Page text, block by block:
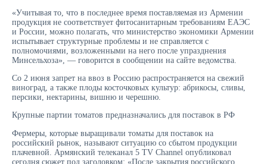
«Учитывая то, что в последнее время поставляемая из Армении
продукция не соответствует фитосанитарным требованиям ЕАЭС
и России, можно полагать, что министерство экономики Армении
испытывает структурные проблемы и не справляется с
полномочиями, возложенными на него после упразднения
Минсельхоза», — говорится в сообщении на сайте ведомства.
Со 2 июня запрет на ввоз в Россию распространяется на свежий
виноград, а также плоды косточковых культур: абрикосы, сливы,
персики, нектарины, вишню и черешню.
Крупные партии томатов предназначались для поставок в РФ
Фермеры, которые выращивали томаты для поставок на
российский рынок, называют ситуацию со сбытом продукции
плачевной. Армянский телеканал 5 TV Channel опубликовал
сегодня сюжет под заголовком: «После закрытия российского